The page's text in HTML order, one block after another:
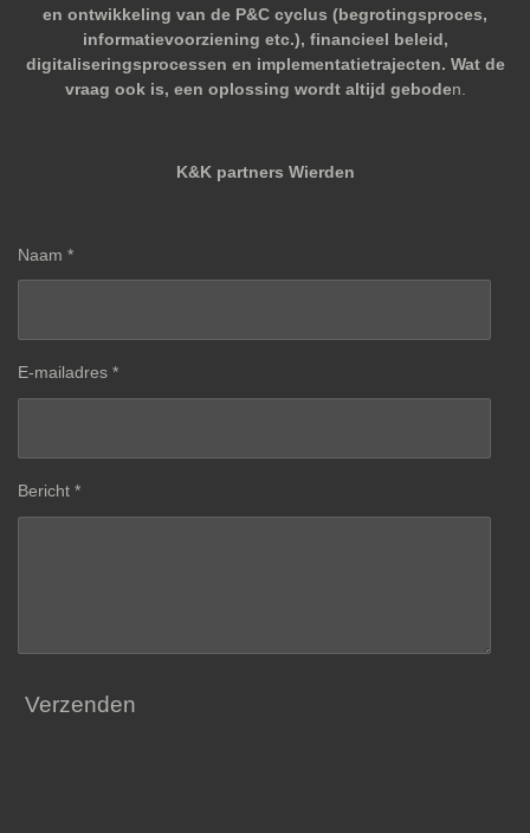
en ontwikkeling van de P&C cyclus (begrotingsproces,
informatievoorziening etc.), financieel beleid,
digitaliseringsprocessen en implementatietrajecten. Wat de
vraag ook is, een oplossing wordt altijd geboden.
K&K partners Wierden
Naam *
E-mailadres *
Bericht *
Verzenden